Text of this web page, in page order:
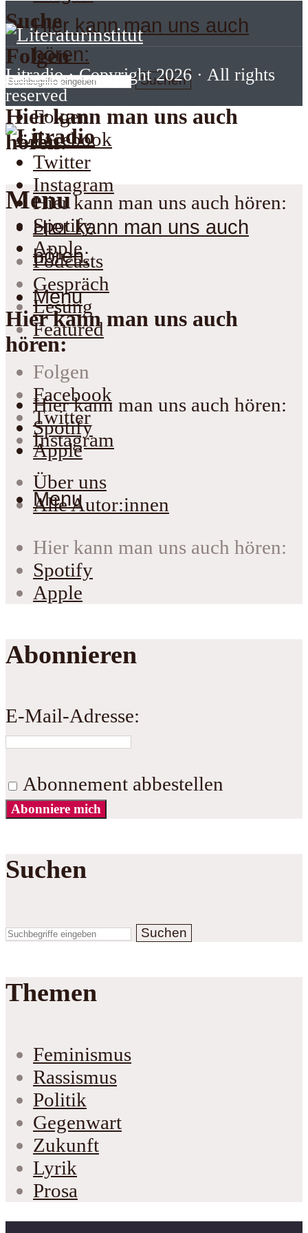
Suche
Suchen
Hier kann man uns auch
hören:
Hier kann man uns auch
hören:
Hier kann man uns auch hören:
Spotify
Apple
Menu
Folgen
Folgen
Facebook
Twitter
Instagram
Hier kann man uns auch
hören:
Hier kann man uns auch
hören:
Hier kann man uns auch hören:
Spotify
Apple
Menu
Litradio· Copyright 2026 · All rights
reserved
Menu
Podcasts
Gespräch
Lesung
Featured
Folgen
Facebook
Twitter
Instagram
Über uns
Alle Autor:innen
Hier kann man uns auch hören:
Spotify
Apple
Abonnieren
E-Mail-Adresse:
Abonnement abbestellen
Abonniere mich
Suchen
Suchen
Themen
Feminismus
Rassismus
Politik
Gegenwart
Zukunft
Lyrik
Prosa